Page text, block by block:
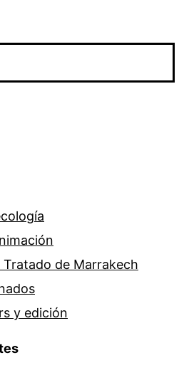
de Marrakech
y edición